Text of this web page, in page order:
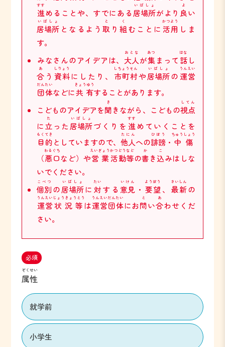
進
すす
めることや、すでにある 居場所
いばしょ
がより 良
よ
い
居場所
いばしょ
となるよう取
と
り組
く
むことに 活用
かつよう
しま
す。
みなさんのアイデアは、大人
おとな
が集
あつ
まって 話
はな
し
合
あ
う 資料
しりょう
にしたり、 市町村
しちょうそん
や居場所
いばしょ
の運営
うんえい
団体
だんたい
などに共有
きょうゆう
することがあります。
こどものアイデアを聞
き
きながら、こどもの視点
してん
に立
た
った 居場所
いばしょ
づくりを 進
すす
めていくことを
目的
もくてき
としていますので、他人
たにん
への誹謗
ひぼう
・ 中傷
ちゅうしょう
（悪口
わるぐち
など）や営業
えいぎょう
活動
かつどう
等
など
の書
か
き込
こ
みはしな
いでください。
個別
こべつ
の居場所
いばしょ
に 対
たい
する意見
いけん
・ 要望
ようぼう
、 最新
さいしん
の
運営
うんえい
状況等
じょうきょうとう
は運営
うんえい
団体
だんたい
にお問
と
い合
あ
わせくだ
さい。
必須
属性
ぞくせい
就学前
小学生